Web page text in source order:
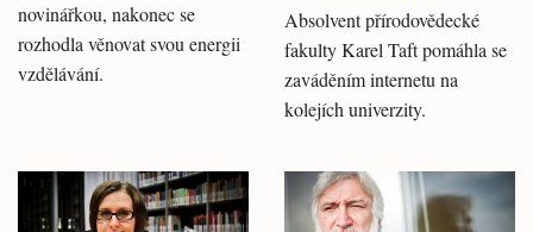
novinářkou, nakonec se
rozhodla věnovat svou energii
vzdělávání.
Absolvent přírodovědecké
fakulty Karel Taft pomáhla se
zaváděním internetu na
kolejích univerzity.